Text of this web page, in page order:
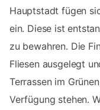
Hauptstadt fügen
ein. Diese ist
zu bewahren. Die
Fliesen ausgelegt
Terrassen im
Verfügung stehen.